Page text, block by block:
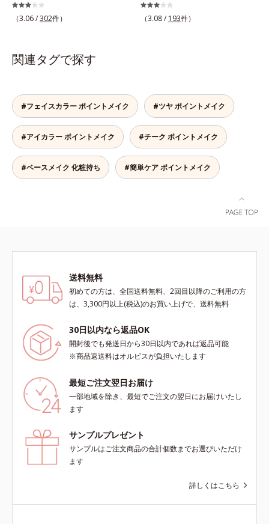
込ませ、印象的な目元に魅せるマス
カラです。特殊な板状の粉体がまつ
フ板のように瞳に輝きを映し込みま
す。さらに、ロングとボリューム、
しました。ひと塗りでまつ毛を根元
から持ち上げて、美しくセパレート
させ、瞳への輝きをサポートしま
す。しなやかにカールをキープし、
汗や皮脂に強いウォータープルーフ
タイプながら、お湯だけで簡単にオ
フできます。
（3.06 /302件）
しいラインが簡単に描ける、リキッ
ドタイプのアイライナーです。シャ
ながら、お湯でらくらくオフ(*)でき
て手間要らず！* クレンジングの
際、お湯で落とせます。
（3.08 / 193件）
関連タグで探す
#フェイスカラー ポイントメイク #ツヤ ポイントメイク
#アイカラー ポイントメイク #チーク ポイントメイク
#ベースメイク 化粧持ち #簡単ケア ポイントメイク
送料無料
初めての方は、全国送料無料、2回目以降のご利用の方
は、3,300円以上(税込)のお買い上げで、送料無料
30日以内なら返品OK
開封後でも発送日から30日以内であれば返品可能
※商品返送料はオルビスが負担いたします
最短ご注文翌日お届け
一部地域を除き、最短でご注文の翌日にお届けいたし
ます
サンプルプレゼント
サンプルはご注文商品の合計個数までお選びいただけ
ます
詳しくはこちら